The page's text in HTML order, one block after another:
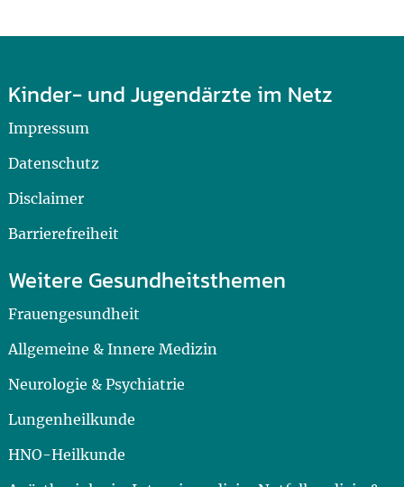
Kinder- und Jugendärzte im Netz
Impressum
Datenschutz
Disclaimer
Barrierefreiheit
Weitere Gesundheitsthemen
Frauengesundheit
Allgemeine & Innere Medizin
Neurologie & Psychiatrie
Lungenheilkunde
HNO-Heilkunde